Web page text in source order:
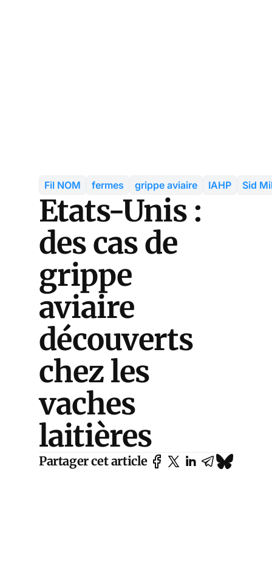
Fil NOM fermes grippe aviaire IAHP Sid
Etats-Unis :
des cas de
grippe
aviaire
découverts
chez les
vaches
laitières
Partager cet article